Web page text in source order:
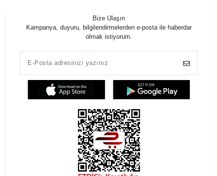
Bize Ulaşın
Kampanya, duyuru, bilgilendirmelerden e-posta ile haberdar
olmak istiyorum.